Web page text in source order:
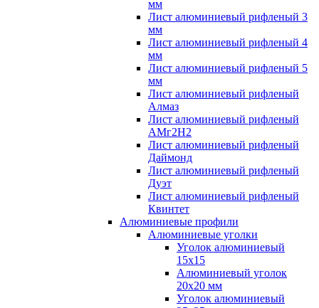
мм
Лист алюминиевый рифленый 3
мм
Лист алюминиевый рифленый 4
мм
Лист алюминиевый рифленый 5
мм
Лист алюминиевый рифленый
Алмаз
Лист алюминиевый рифленый
АМг2Н2
Лист алюминиевый рифленый
Даймонд
Лист алюминиевый рифленый
Дуэт
Лист алюминиевый рифленый
Квинтет
Алюминиевые профили
Алюминиевые уголки
Уголок алюминиевый
15х15
Алюминиевый уголок
20х20 мм
Уголок алюминиевый